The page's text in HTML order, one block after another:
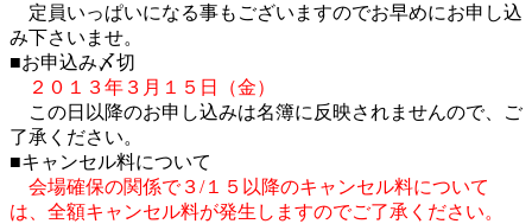
定員いっぱいになる事もございますのでお早めにお申し込
み下さいませ。
■お申込み〆切
２０１３年３月１５日（金）
この日以降のお申し込みは名簿に反映されませんので、ご
了承ください。
■キャンセル料について
会場確保の関係で３/１５以降のキャンセル料について
は、全額キャンセル料が発生しますのでご了承ください。